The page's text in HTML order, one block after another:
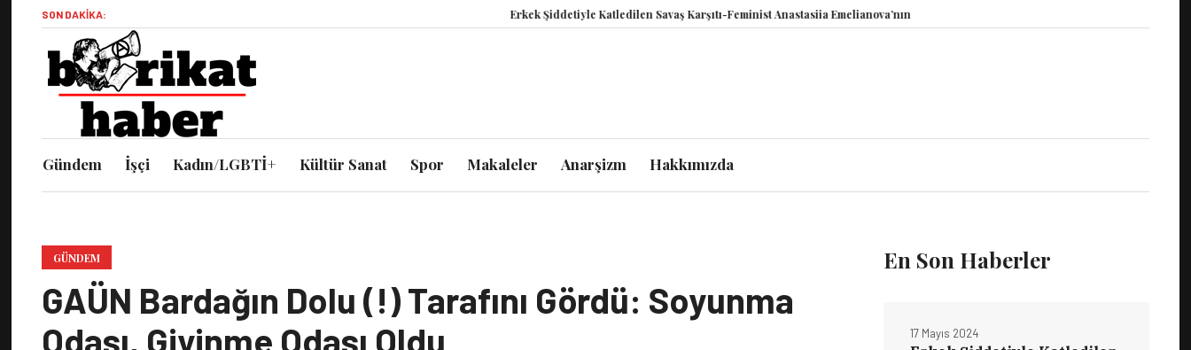
SON DAKIKA: Erkek Şiddetiyle Katledilen Savaş Karşıtı-Feminist Anastasiia Emelianova’nın Duruşması Görüldü
Gündem İşçi Kadın/LGBTİ+ Kültür Sanat Spor Makaleler Anarşizm Hakkımızda
GÜNDEM
GAÜN Bardağın Dolu (!) Tarafını Gördü: Soyunma
Odası, Giyinme Odası Oldu
En Son Haberler
17 Mayıs 2024